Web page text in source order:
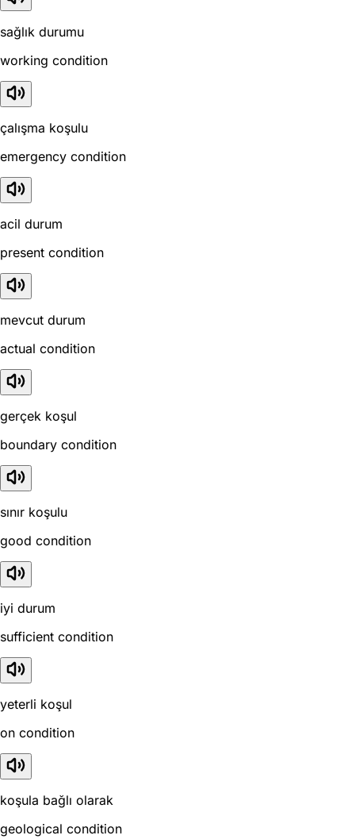
sağlık durumu
working condition
çalışma koşulu
emergency condition
acil durum
present condition
mevcut durum
actual condition
gerçek koşul
boundary condition
sınır koşulu
good condition
iyi durum
sufficient condition
yeterli koşul
on condition
koşula bağlı olarak
geological condition